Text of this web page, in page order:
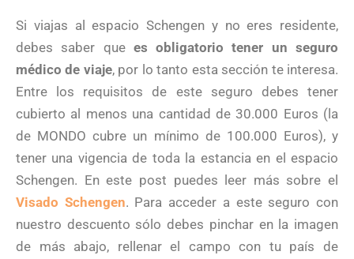
Si viajas al espacio Schengen y no eres residente,
debes saber que es obligatorio tener un seguro
médico de viaje, por lo tanto esta sección te interesa.
Entre los requisitos de este seguro debes tener
cubierto al menos una cantidad de 30.000 Euros (la
de MONDO cubre un mínimo de 100.000 Euros), y
tener una vigencia de toda la estancia en el espacio
Schengen. En este post puedes leer más sobre el
Visado Schengen. Para acceder a este seguro con
nuestro descuento sólo debes pinchar en la imagen
de más abajo, rellenar el campo con tu país de